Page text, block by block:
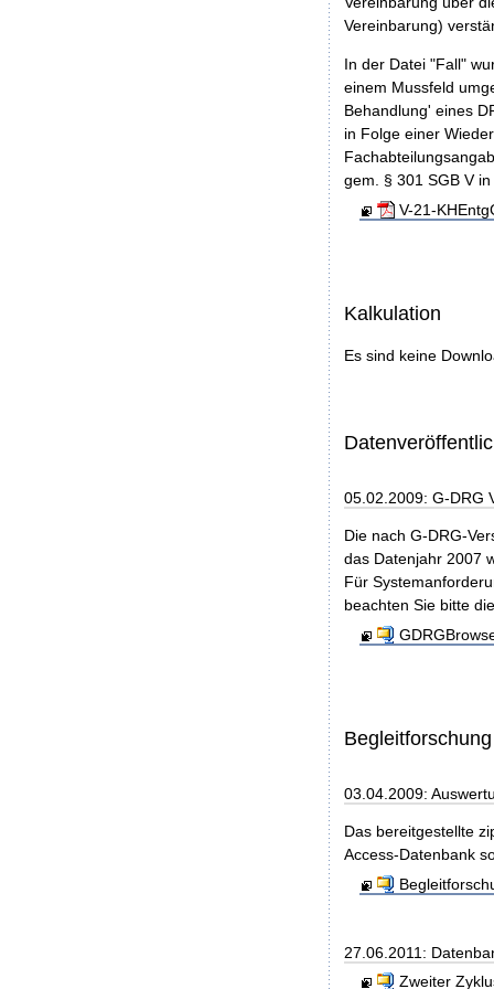
Vereinbarung)
In der Datei "Fall"
einem Mussfeld
Behandlung' eines
in Folge einer
gem. § 301 SGB V
V-21-
Kalkulation
Es sind keine
05.02.2009: G-DRG
Die nach G-DRG-
das Datenjahr 2007
Für
beachten Sie bitte
Begleitforschung
03.04.2009:
Das bereitgestellte
Access-Datenbank
27.06.2011:
Zweiter